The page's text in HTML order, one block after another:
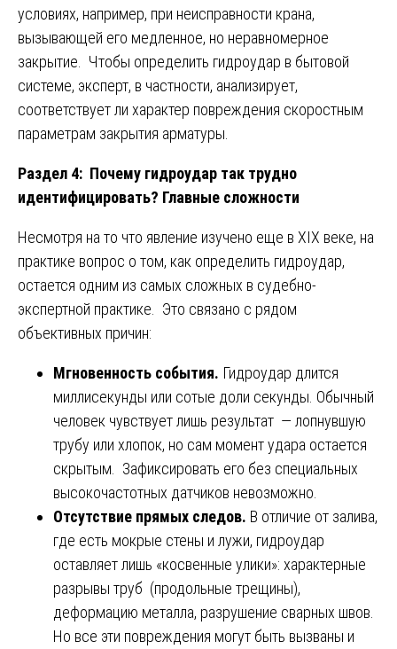
условиях, например, при неисправности крана,
вызывающей его медленное, но неравномерное
закрытие. Чтобы определить гидроудар в бытовой
системе, эксперт, в частности, анализирует,
соответствует ли характер повреждения скоростным
параметрам закрытия арматуры.
Раздел 4: Почему гидроудар так трудно
идентифицировать? Главные сложности
Несмотря на то что явление изучено еще в XIX веке, на
практике вопрос о том, как определить гидроудар,
остается одним из самых сложных в судебно-
экспертной практике. Это связано с рядом
объективных причин:
Мгновенность события. Гидроудар длится
миллисекунды или сотые доли секунды. Обычный
человек чувствует лишь результат — лопнувшую
трубу или хлопок, но сам момент удара остается
скрытым. Зафиксировать его без специальных
высокочастотных датчиков невозможно.
Отсутствие прямых следов. В отличие от залива,
где есть мокрые стены и лужи, гидроудар
оставляет лишь «косвенные улики»: характерные
разрывы труб (продольные трещины),
деформацию металла, разрушение сварных швов.
Но все эти повреждения могут быть вызваны и